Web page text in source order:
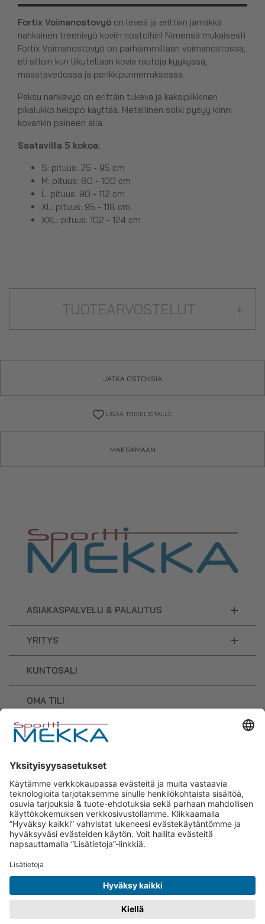
Fortix Voimanostovyö on leveä ja erittäin jämäkkä
nahkainen treenivyö koviin nostoihin! Nimensä mukaisesti
Fortix Voimanostovyö on parhaimmillaan voimanostossa,
eli silloin kun liikutellaan kovia rautoja kyykyssä,
maastavedossa ja penkkipunnerruksessa.
Paksu nahkavyö on erittäin tukeva ja kaksipiikkinen
pikalukko helppo käyttää. Metallinen solki pysyy kiinni
kovankin paineen alla.
Saatavilla 5 kokoa:
S: pituus: 75 - 95 cm
M: pituus: 80 - 100 cm
L: pituus: 90 - 112 cm
XL: pituus: 95 - 118 cm
XXL: pituus: 102 - 124 cm
TUOTEARVOSTELUT +
JATKA OSTOKSIA
LISÄÄ TOIVELISTALLE
MAKSAMAAN
ASIAKASPALVELU & PALAUTUS +
YRITYS +
KUNTOSALI
OMA TILI
OSTOSKORI
Sporttimekka – lisäravinteiden ja
urheilutarvikkeiden osaaja